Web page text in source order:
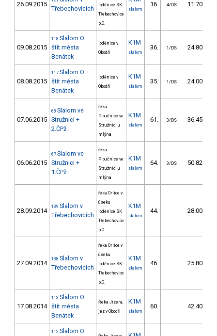
26.09.2015
Třebechovicích
loděnice SK
Třebechovice
p.O.
slalom
16. 4/DS 11.70
09.08.2015
118 Slalom O
štít města
Benátek
loděnice v
Obodři
K1M
slalom
36. 1/DS 24.80
08.08.2015
117 Slalom O
štít města
Benátek
loděnice v
Obodři
K1M
slalom
35. 1/DS 24.00
07.06.2015
68 Slalom ve
Stružnici +
2.ČPž
řeka
Ploučnice ve
Stružnici u
mlýna
K1M
slalom
61. 3/DS 36.45
06.06.2015
67 Slalom ve
Stružnici +
1.ČPž
řeka
Ploučnice ve
Stružnici u
mlýna
K1M
slalom
64. 3/DS 50.82
28.09.2014
139 Slalom v
Třebechovicích
řeka Orlice v
úseku
loděnice SK
Třebechovice
p.O.
K1M
slalom
44. 28.00
27.09.2014
138 Slalom v
Třebechovicích
řeka Orlice v
úseku
loděnice SK
Třebechovice
p.O.
K1M
slalom
46. 25.80
17.08.2014
113 Slalom O
štít města
Benátek
Řeka Jizera,
jez v Obodři
K1M
slalom
60. 42.40
112 Slalom O